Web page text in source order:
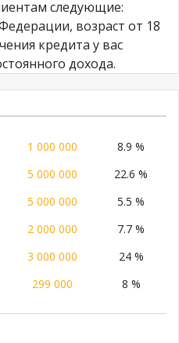
следующие:
возраст от 18
кредита у вас
дохода.
1 000 000
8.9 %
5 000 000
22.6 %
5 000 000
5.5 %
2 000 000
7.7 %
3 000 000
24 %
299 000 8 %